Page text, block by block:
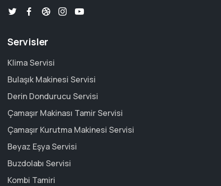
Servisler
Klima Servisi
Bulaşık Makinesi Servisi
Derin Dondurucu Servisi
Çamaşır Makinası Tamir Servisi
Çamaşır Kurutma Makinesi Servisi
Beyaz Eşya Servisi
Buzdolabı Servisi
Kombi Tamiri